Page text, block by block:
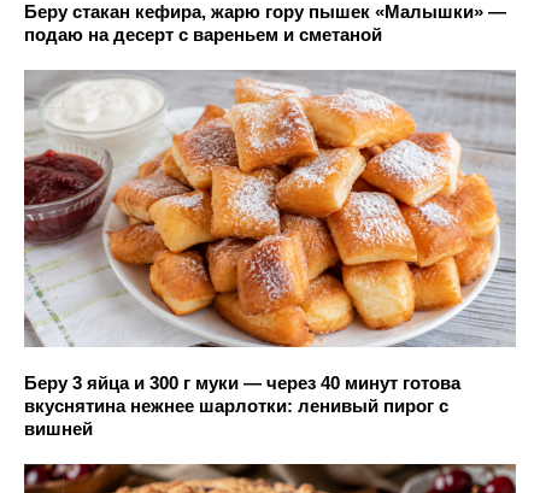
Беру стакан кефира, жарю гору пышек «Малышки» —
подаю на десерт с вареньем и сметаной
Беру 3 яйца и 300 г муки — через 40 минут готова
вкуснятина нежнее шарлотки: ленивый пирог с
вишней